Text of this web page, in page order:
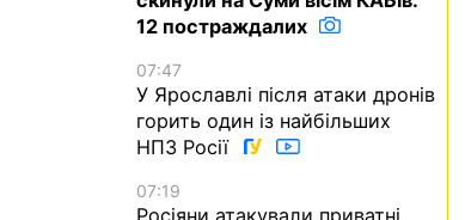
12 постраждалих
07:47
У Ярославлі після атаки дронів
горить один із найбільших
НПЗ Росії
07:19